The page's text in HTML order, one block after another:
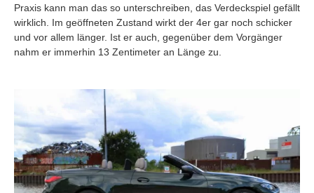
Praxis kann man das so unterschreiben, das Verdeckspiel gefällt
wirklich. Im geöffneten Zustand wirkt der 4er gar noch schicker
und vor allem länger. Ist er auch, gegenüber dem Vorgänger
nahm er immerhin 13 Zentimeter an Länge zu.